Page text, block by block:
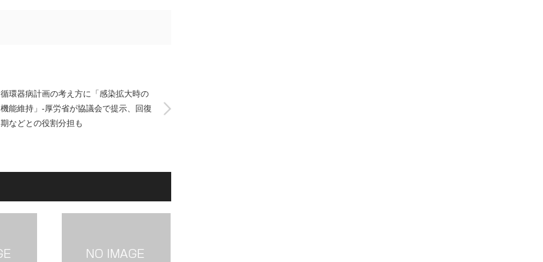
循環器病計画の考え方に「感染拡大時の
機能維持」-厚労省が協議会で提示、回復
期などとの役割分担も